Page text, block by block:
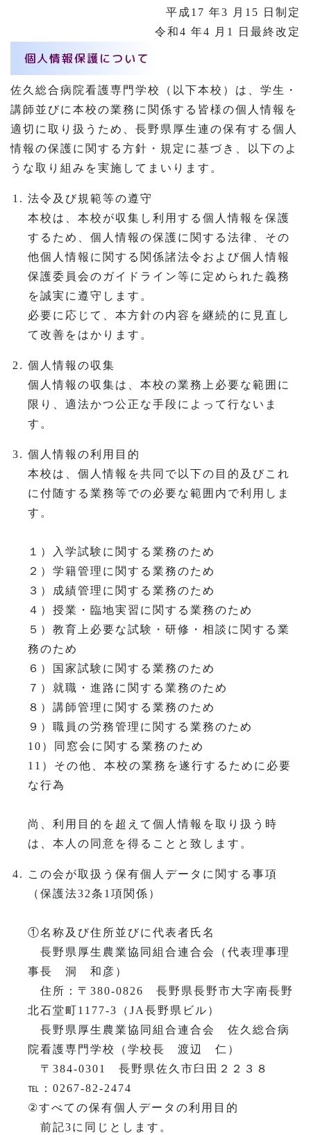
平成17 年3 月15 日制定
令和4 年4 月1 日最終改定
個人情報保護について
佐久総合病院看護専門学校（以下本校）は、学生・
講師並びに本校の業務に関係する皆様の個人情報を
適切に取り扱うため、長野県厚生連の保有する個人
情報の保護に関する方針・規定に基づき、以下のよ
うな取り組みを実施してまいります。
法令及び規範等の遵守
本校は、本校が収集し利用する個人情報を保護
するため、個人情報の保護に関する法律、その
他個人情報に関する関係諸法令および個人情報
保護委員会のガイドライン等に定められた義務
を誠実に遵守します。
必要に応じて、本方針の内容を継続的に見直し
て改善をはかります。
個人情報の収集
個人情報の収集は、本校の業務上必要な範囲に
限り、適法かつ公正な手段によって行ないま
す。
個人情報の利用目的
本校は、個人情報を共同で以下の目的及びこれ
に付随する業務等での必要な範囲内で利用しま
す。
１）入学試験に関する業務のため
２）学籍管理に関する業務のため
３）成績管理に関する業務のため
４）授業・臨地実習に関する業務のため
５）教育上必要な試験・研修・相談に関する業
務のため
６）国家試験に関する業務のため
７）就職・進路に関する業務のため
８）講師管理に関する業務のため
９）職員の労務管理に関する業務のため
10）同窓会に関する業務のため
11）その他、本校の業務を遂行するために必要
な行為
尚、利用目的を超えて個人情報を取り扱う時
は、本人の同意を得ることと致します。
この会が取扱う保有個人データに関する事項
（保護法32条1項関係）
①名称及び住所並びに代表者氏名
長野県厚生農業協同組合連合会（代表理事理
事長 洞 和彦）
住所：〒380-0826 長野県長野市大字南長野
北石堂町1177-3（JA長野県ビル）
長野県厚生農業協同組合連合会 佐久総合病
院看護専門学校（学校長 渡辺 仁）
〒384-0301 長野県佐久市臼田２２３８
℡：0267-82-2474
②すべての保有個人データの利用目的
前記3に同じとします。